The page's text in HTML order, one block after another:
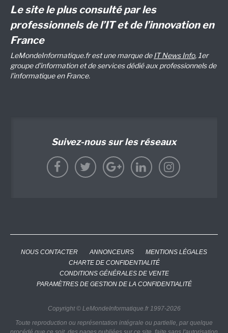
Le site le plus consulté par les
professionnels de l’IT et de l’innovation en
France
LeMondeInformatique.fr est une marque deIT News Info, 1er
groupe d'information et de services dédié aux professionnels de
l'informatique en France.
Suivez-nous sur les réseaux
NOUS CONTACTER ANNONCEURS
MENTIONS LÉGALES
CHARTE DE CONFIDENTIALITÉ
CONDITIONS GÉNÉRALES DE VENTE
PARAMÈTRES DE GESTION DE LA CONFIDENTIALITÉ
Copyright © LeMondeInformatique.fr 1997-2026
Toute reproduction ou représentation intégrale ou partielle, par quelque